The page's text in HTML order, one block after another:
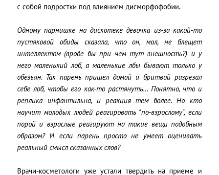
с собой подростки под влиянием дисморфофобии.
Одному парнишке на дискотеке девочка из-за какой-то
пустяковой обиды сказала, что он, мол, не блещет
интеллектом (вроде бы при чем тут внешность?) и у
него маленький лоб, а маленькие лбы бывают только у
обезьян. Так парень пришел домой и бритвой разрезал
себе лоб, чтобы его как-то растянуть… Понятно, что и
реплика инфантильна, и реакция тем более. Но кто
научит молодых людей реагировать "по-взрослому", если
порой и взрослые реагируют на такие вещи подобным
образом? И если парень просто не умеет оценивать
реальный смысл сказанных слов?
Врачи-косметологи уже устали твердить на приеме и